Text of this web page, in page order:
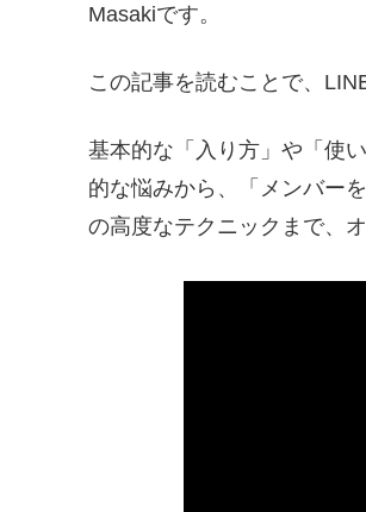
Masakiです。
この記事を読むことで、
基本的な「入り方」や「使
的な悩みから、「メンバー
の高度なテクニックまで、